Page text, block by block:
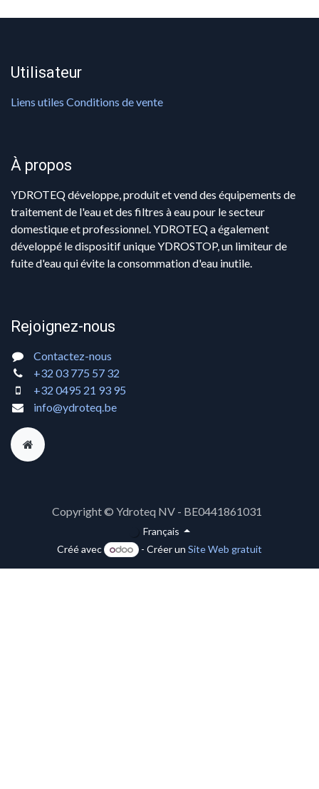
Utilisateur
Liens utiles Conditions de vente
À propos
YDROTEQ développe, produit et vend des équipements de
traitement de l'eau et des filtres à eau pour le secteur
domestique et professionnel. YDROTEQ a également
développé le dispositif unique YDROSTOP, un limiteur de
fuite d'eau qui évite la consommation d'eau inutile.
Rejoignez-nous
Contactez-nous
+32 03 775 57 32
+32 0495 21 93 95
info@ydroteq.be
Copyright © Ydroteq NV - BE0441861031
Français
Créé avec
- Créer un Site Web gratuit